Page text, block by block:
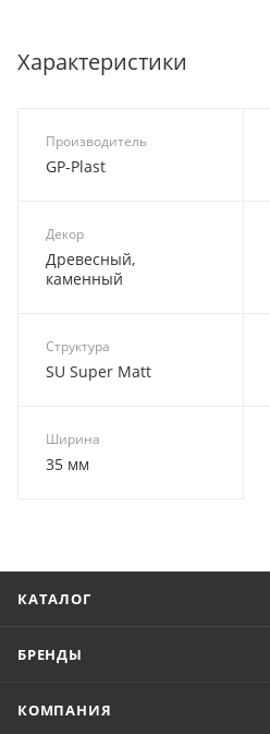
Характеристики
Производитель
GP-Plast
Декор
Древесный,
каменный
Структура
SU Super Matt
Ширина
35 мм
КАТАЛОГ
БРЕНДЫ
КОМПАНИЯ